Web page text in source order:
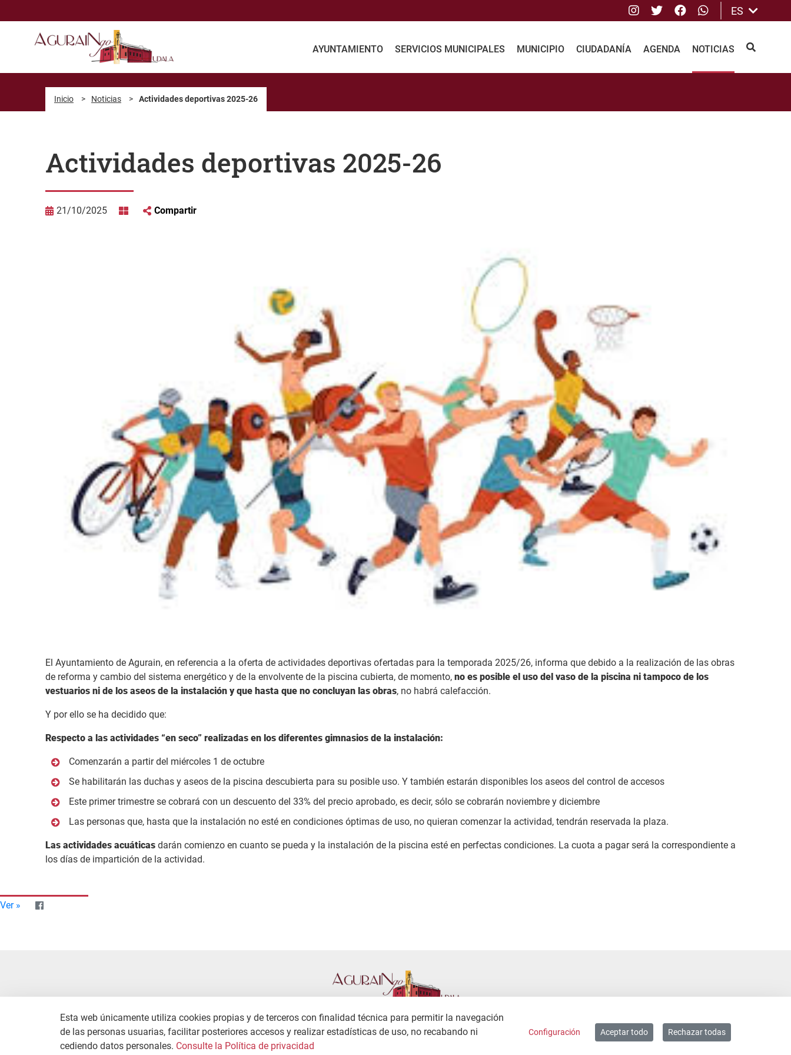
Instagram
TwitterFacebook
whatsApp
ES
AYUNTAMIENTO SERVICIOS MUNICIPALES MUNICIPIO CIUDADANÍA AGENDA NOTICIAS BUSCAR
Inicio > Noticias > Actividades deportivas 2025-26
Actividades deportivas 2025-26
21/10/2025 Compartir
El Ayuntamiento de Agurain, en referencia a la oferta de actividades deportivas ofertadas para la temporada 2025/26, informa que debido a la realización de las obras
de reforma y cambio del sistema energético y de la envolvente de la piscina cubierta, de momento, no es posible el uso del vaso de la piscina ni tampoco de los
vestuarios ni de los aseos de la instalación y que hasta que no concluyan las obras, no habrá calefacción.
Y por ello se ha decidido que:
Respecto a las actividades “en seco” realizadas en los diferentes gimnasios de la instalación:
Comenzarán a partir del miércoles 1 de octubre
Se habilitarán las duchas y aseos de la piscina descubierta para su posible uso. Y también estarán disponibles los aseos del control de accesos
Este primer trimestre se cobrará con un descuento del 33% del precio aprobado, es decir, sólo se cobrarán noviembre y diciembre
Las personas que, hasta que la instalación no esté en condiciones óptimas de uso, no quieran comenzar la actividad, tendrán reservada la plaza.
Las actividades acuáticas darán comienzo en cuanto se pueda y la instalación de la piscina esté en perfectas condiciones. La cuota a pagar será la correspondiente a
los días de impartición de la actividad.
Ver »
CONTACTO POLÍTICA DE PRIVACIDAD MAPA WEB
Esta web únicamente utiliza cookies propias y de terceros con finalidad técnica para permitir la navegación
de las personas usuarias, facilitar posteriores accesos y realizar estadísticas de uso, no recabando ni
cediendo datos personales. Consulte la Política de privacidad
Configuración Aceptar todo Rechazar todas